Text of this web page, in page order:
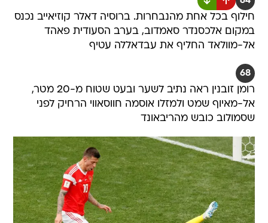
חילוף בכל אחת מהנבחרות. ברוסיה דאלר קוזיאייב נכנס
במקום אלכסנדר סאמדוב, בערב הסעודית פאהד
אל-מוולאד החליף את עבדאללה עטיף
68
רומן זובנין ראה נתיב לשער ובעט שטוח מ-20 מטר,
אל-מאיוף שמט ולמזלו אוסמה חווסאווי הרחיק לפני
שסמולוב כובש מהריבאונד